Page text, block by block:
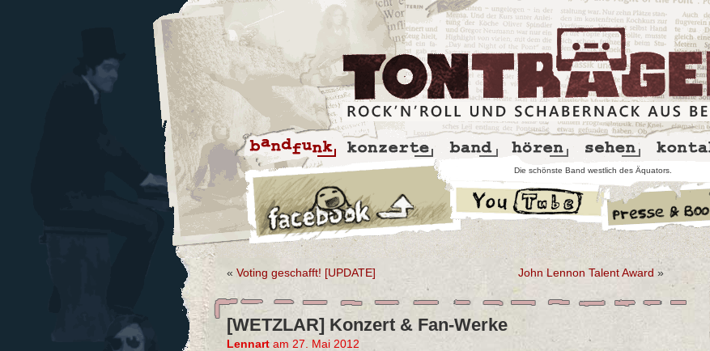
Die schönste Band westlich des Äquators.
« Voting geschafft! [UPDATE] John Lennon Talent Award »
[WETZLAR] Konzert & Fan-Werke
Lennartam 27. Mai 2012